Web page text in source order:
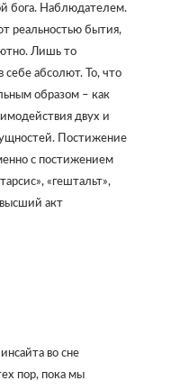
бога. Наблюдателем.
реальностью бытия,
Лишь то
абсолют. То, что
образом – как
двух и
Постижение
с постижением
«гештальт»,
высший акт
во сне
пор, пока мы